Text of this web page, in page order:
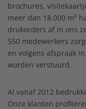
brochures,
meer dan 18.000 m²
drukorders af in ons
550 medewerkers
en volgens afspraak
worden verstuurd.
Al vanaf 2012
Onze klanten